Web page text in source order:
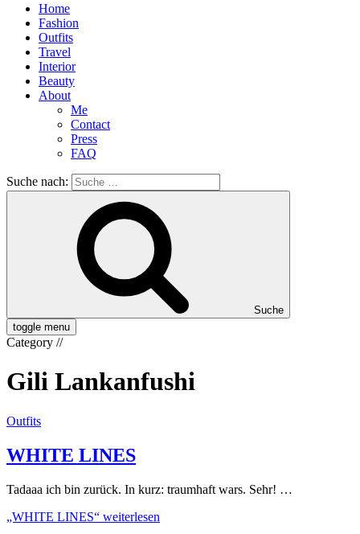
Home
Fashion
Outfits
Travel
Interior
Beauty
About
Me
Contact
Press
FAQ
Suche nach:
Suche
toggle menu
Category //
Gili Lankanfushi
Outfits
WHITE LINES
Tadaaa ich bin zurück. In kurz: traumhaft wars. Sehr! …
„WHITE LINES“ weiterlesen